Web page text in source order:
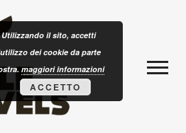
Utilizzando il sito, accetti
dei cookie da parte
maggiori informazioni
ACCETTO